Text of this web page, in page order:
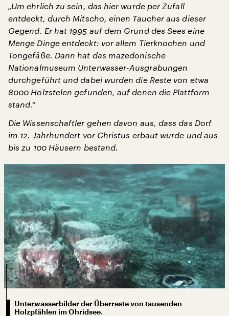
„Um ehrlich zu sein, das hier wurde per Zufall
entdeckt, durch Mitscho, einen Taucher aus dieser
Gegend. Er hat 1995 auf dem Grund des Sees eine
Menge Dinge entdeckt: vor allem Tierknochen und
Tongefäße. Dann hat das mazedonische
Nationalmuseum Unterwasser-Ausgrabungen
durchgeführt und dabei wurden die Reste von etwa
8000 Holzstelen gefunden, auf denen die Plattform
stand.“
Die Wissenschaftler gehen davon aus, dass das Dorf
im 12. Jahrhundert vor Christus erbaut wurde und aus
bis zu 100 Häusern bestand.
Unterwasserbilder der Überreste von tausenden
Holzpfählen im Ohridsee.